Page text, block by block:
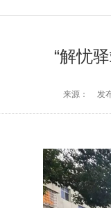
“解忧
来源： 发